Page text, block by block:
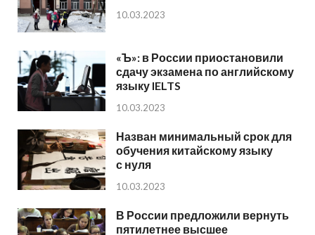
10.03.2023
«Ъ»: в России приостановили
сдачу экзамена по английскому
языку IELTS
10.03.2023
Назван минимальный срок для
обучения китайскому языку
с нуля
10.03.2023
В России предложили вернуть
пятилетнее высшее